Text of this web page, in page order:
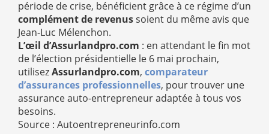
période de crise, bénéficient grâce à ce régime d’un
complément de revenussoient du même avis que
Jean-Luc Mélenchon.
L’œil d’Assurlandpro.com : en attendant le fin mot
de l’élection présidentielle le 6 mai prochain,
utilisezAssurlandpro.com, comparateur
d’assurances professionnelles, pour trouver une
assurance auto-entrepreneur adaptée à tous vos
besoins.
Source : Autoentrepreneurinfo.com